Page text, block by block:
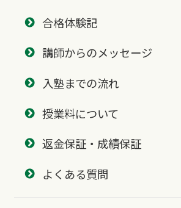
合格体験記
講師からのメッセージ
入塾までの流れ
授業料について
返金保証・成績保証
よくある質問